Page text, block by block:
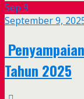
Sep 9
September 9,
Tahun 2025